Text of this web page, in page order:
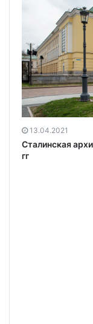
13.04.2021
Сталинская
гг